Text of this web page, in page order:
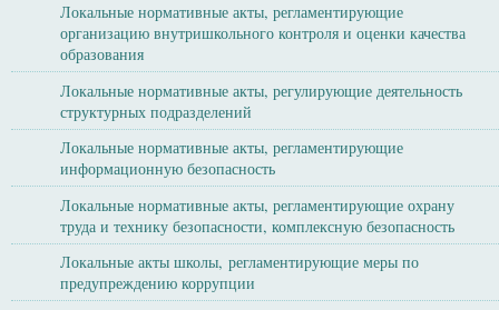
Локальные нормативные акты, регламентирующие
организацию внутришкольного контроля и оценки качества
образования
Локальные нормативные акты, регулирующие деятельность
структурных подразделений
Локальные нормативные акты, регламентирующие
информационную безопасность
Локальные нормативные акты, регламентирующие охрану
труда и технику безопасности, комплексную безопасность
Локальные акты школы, регламентирующие меры по
предупреждению коррупции